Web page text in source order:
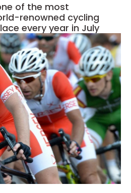
of the most
renowned cycling
every year in July